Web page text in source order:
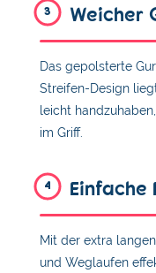
3 Weicher
Das gepolsterte
Streifen-Design
leicht
im Griff.
4 Einfache
Mit der extra
und Weglaufen